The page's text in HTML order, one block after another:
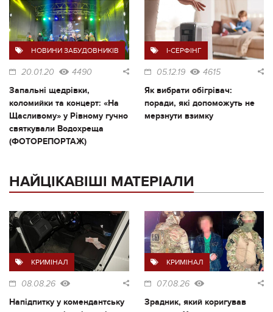
НОВИНИ ЗАБУДОВНИКІВ
20.01.20 4490
Запальні щедрівки,
коломийки та концерт: «На
Щасливому» у Рівному гучно
святкували Водохреща
(ФОТОРЕПОРТАЖ)
I-СЕРФІНГ
05.12.19 4615
Як вибрати обігрівач:
поради, які допоможуть не
мерзнути взимку
НАЙЦІКАВІШІ МАТЕРІАЛИ
КРИМІНАЛ
08.08.26
Напідпитку у комендантську
КРИМІНАЛ
07.08.26
Зрадник, який коригував